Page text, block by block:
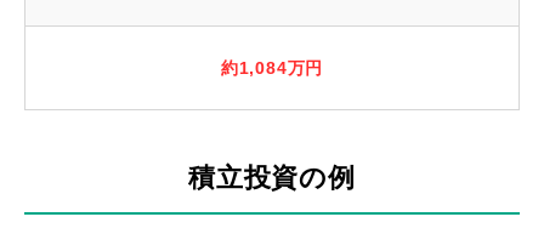
約1,084万円
積立投資の例